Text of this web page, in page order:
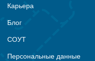
Карьера
Блог
СОУТ
Персональные данные